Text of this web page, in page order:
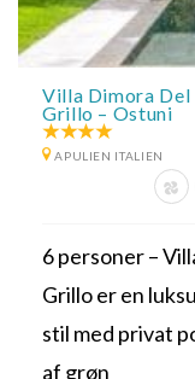
Villa Dimora Del
Grillo – Ostuni
APULIEN ITALIEN
6 personer –
Grillo er en
stil med privat
af grøn